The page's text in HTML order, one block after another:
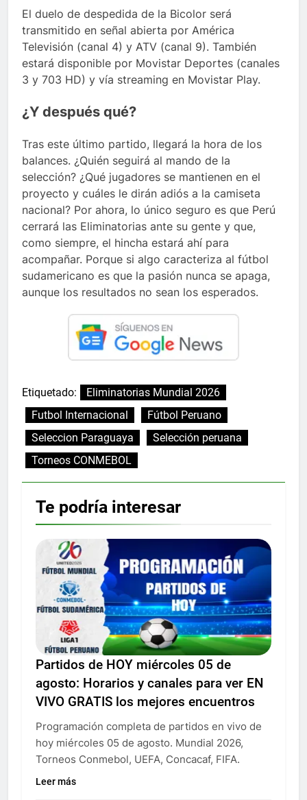
El duelo de despedida de la Bicolor será
transmitido en señal abierta por América
Televisión (canal 4) y ATV (canal 9). También
estará disponible por Movistar Deportes (canales
3 y 703 HD) y vía streaming en Movistar Play.
¿Y después qué?
Tras este último partido, llegará la hora de los
balances. ¿Quién seguirá al mando de la
selección? ¿Qué jugadores se mantienen en el
proyecto y cuáles le dirán adiós a la camiseta
nacional? Por ahora, lo único seguro es que Perú
cerrará las Eliminatorias ante su gente y que,
como siempre, el hincha estará ahí para
acompañar. Porque si algo caracteriza al fútbol
sudamericano es que la pasión nunca se apaga,
aunque los resultados no sean los esperados.
Etiquetado:
Eliminatorias Mundial 2026
Futbol Internacional
Fútbol Peruano
Seleccion Paraguaya
Selección peruana
Torneos CONMEBOL
Te podría interesar
Partidos de HOY miércoles 05 de
agosto: Horarios y canales para ver EN
VIVO GRATIS los mejores encuentros
Programación completa de partidos en vivo de
hoy miércoles 05 de agosto. Mundial 2026,
Torneos Conmebol, UEFA, Concacaf, FIFA.
Leer más